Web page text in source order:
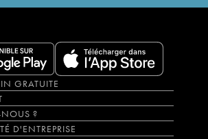
GRATUITE
?
D'ENTREPRISE